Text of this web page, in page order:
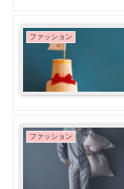
ファッション
ファッション